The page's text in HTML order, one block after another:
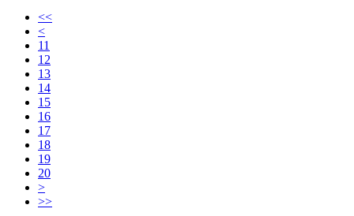
<<
<
11
12
13
14
15
16
17
18
19
20
>
>>